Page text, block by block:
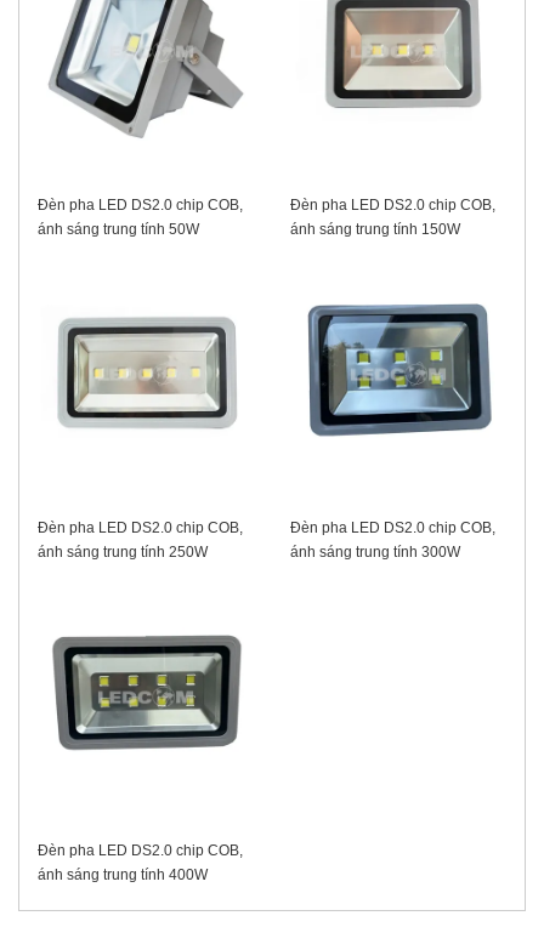
Đèn pha LED DS2.0 chip COB,
ánh sáng trung tính 50W
Đèn pha LED DS2.0 chip COB,
ánh sáng trung tính 150W
Đèn pha LED DS2.0 chip COB,
ánh sáng trung tính 250W
Đèn pha LED DS2.0 chip COB,
ánh sáng trung tính 300W
Đèn pha LED DS2.0 chip COB,
ánh sáng trung tính 400W